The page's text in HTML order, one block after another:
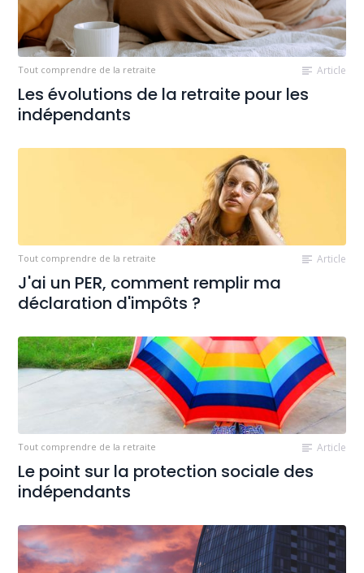
Tout comprendre de la retraite Article
Les évolutions de la retraite pour les
indépendants
Tout comprendre de la retraite Article
J'ai un PER, comment remplir ma
déclaration d'impôts ?
Tout comprendre de la retraite Article
Le point sur la protection sociale des
indépendants